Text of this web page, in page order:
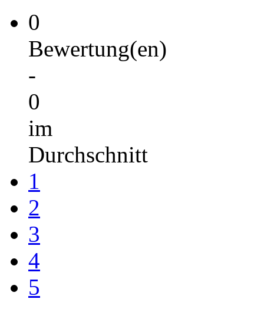
0
Bewertung(en)
-
0
im
Durchschnitt
1
2
3
4
5